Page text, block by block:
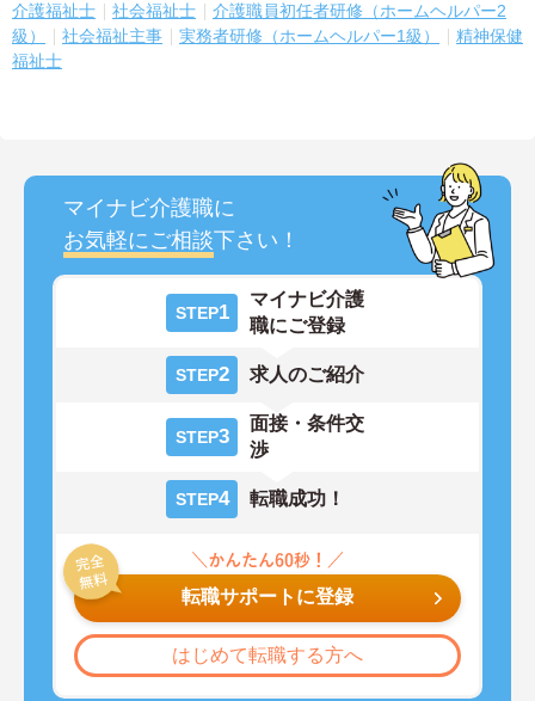
介護福祉士 社会福祉士
介護職員初任者研修（ホームヘルパー2
級）
社会福祉主事 実務者研修（ホームヘルパー1級）
精神保健
福祉士
マイナビ介護職に
お気軽にご相談下さい！
STEP1
マイナビ介護
職にご登録
STEP2 求人のご紹介
STEP3
面接・条件交
渉
STEP4 転職成功！
転職サポートに登録
はじめて転職する方へ